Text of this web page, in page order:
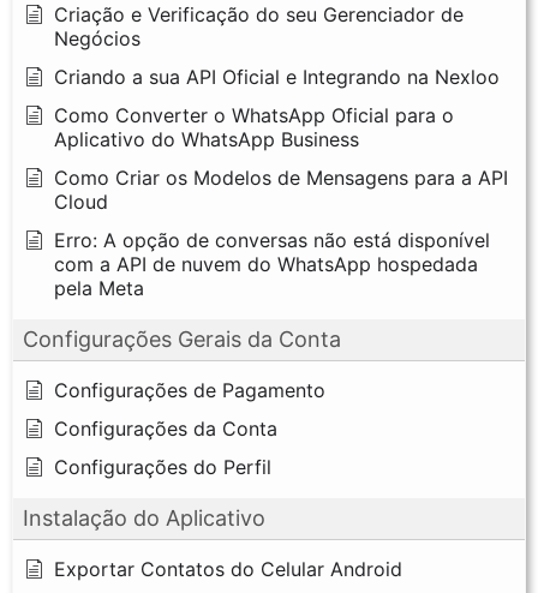
Criação e Verificação do seu Gerenciador de
Negócios
Criando a sua API Oficial e Integrando na Nexloo
Como Converter o WhatsApp Oficial para o
Aplicativo do WhatsApp Business
Como Criar os Modelos de Mensagens para a API
Cloud
Erro: A opção de conversas não está disponível
com a API de nuvem do WhatsApp hospedada
pela Meta
Configurações Gerais da Conta
Configurações de Pagamento
Configurações da Conta
Configurações do Perfil
Instalação do Aplicativo
Exportar Contatos do Celular Android